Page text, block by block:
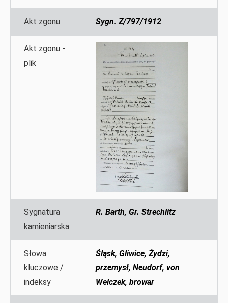
Akt zgonu Sygn. Z/797/1912
Akt zgonu -
plik
Sygnatura
kamieniarska
R. Barth, Gr. Strechlitz
Słowa
kluczowe /
indeksy
Śląsk, Gliwice, Żydzi,
przemysł, Neudorf, von
Welczek, browar